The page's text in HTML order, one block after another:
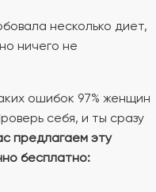
несколько диет,
ничего не
ошибок 97% женщин
себя, и ты сразу
предлагаем эту
бесплатно: